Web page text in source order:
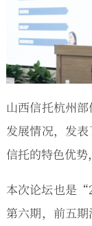
山西信托杭州
发展情况，发
信托的特色优势
本次论坛也是
第六期，前五